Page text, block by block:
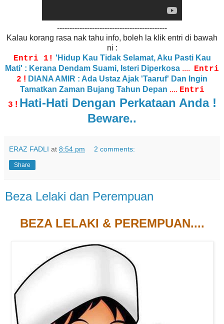
--------------------------------------------
Kalau korang rasa nak tahu info, boleh la klik entri di bawah
ni :
Entri 1! 'Hidup Kau Tidak Selamat, Aku Pasti Kau
Mati' : Kerana Dendam Suami, Isteri Diperkosa .... Entri
2 ! DIANA AMIR : Ada Ustaz Ajak 'Taaruf' Dan Ingin
Tamatkan Zaman Bujang Tahun Depan .... Entri
3 ! Hati-Hati Dengan Perkataan Anda !
Beware..
ERAZ FADLI at 8:54 pm 2 comments:
Share
Beza Lelaki dan Perempuan
BEZA LELAKI & PEREMPUAN....